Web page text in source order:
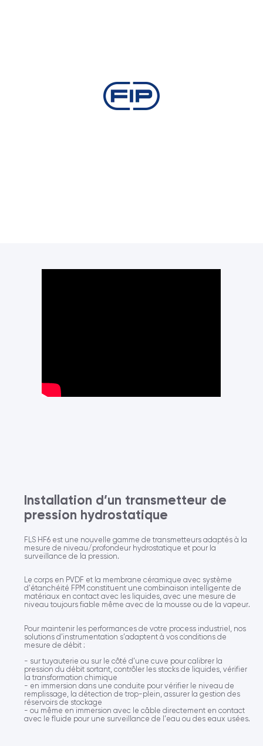
Installation d’un transmetteur de
pression hydrostatique
FLS HF6 est une nouvelle gamme de transmetteurs adaptés à la
mesure de niveau/profondeur hydrostatique et pour la
surveillance de la pression.
Le corps en PVDF et la membrane céramique avec système
d'étanchéité FPM constituent une combinaison intelligente de
matériaux en contact avec les liquides, avec une mesure de
niveau toujours fiable même avec de la mousse ou de la vapeur.
Pour maintenir les performances de votre process industriel, nos
solutions d’instrumentation s’adaptent à vos conditions de
mesure de débit :
- sur tuyauterie ou sur le côté d’une cuve pour calibrer la
pression du débit sortant, contrôler les stocks de liquides, vérifier
la transformation chimique
- en immersion dans une conduite pour vérifier le niveau de
remplissage, la détection de trop-plein, assurer la gestion des
réservoirs de stockage
- ou même en immersion avec le câble directement en contact
avec le fluide pour une surveillance de l’eau ou des eaux usées.